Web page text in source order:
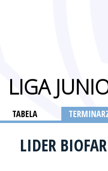
LIGA
TABELA
LIDER